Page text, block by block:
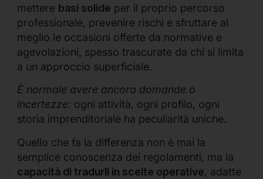
mettere basi solide per il proprio percorso
professionale, prevenire rischi e sfruttare al
meglio le occasioni offerte da normative e
agevolazioni, spesso trascurate da chi si limita
a un approccio superficiale.
È normale avere ancora domande o
incertezze: ogni attività, ogni profilo, ogni
storia imprenditoriale ha peculiarità uniche.
Quello che fa la differenza non è mai la
semplice conoscenza dei regolamenti, ma la
capacità di tradurli in scelte operative, adatte